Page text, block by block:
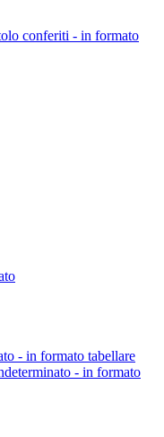
conferiti - in formato
- in formato tabellare
- in formato